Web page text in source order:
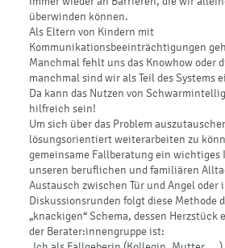
überwinden können.
Als Eltern von Kindern mit
Kommunikationsbeeinträchtigungen
Manchmal fehlt uns das Knowhow oder
manchmal sind wir als Teil des Systems
Da kann das Nutzen von
hilfreich sein!
Um sich über das Problem
lösungsorientiert weiterarbeiten zu
gemeinsame Fallberatung ein
unseren beruflichen und familiären
Austausch zwischen Tür und Angel
Diskussionsrunden folgt diese Methode
„knackigen“ Schema, dessen Herzstück
der Berater:innengruppe ist: